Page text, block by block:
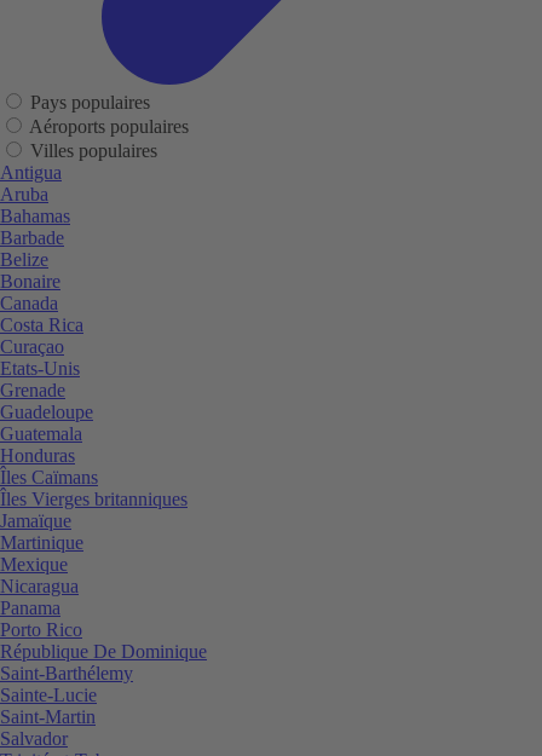
Pays populaires
Aéroports populaires
Villes populaires
Antigua
Aruba
Bahamas
Barbade
Belize
Bonaire
Canada
Costa Rica
Curaçao
Etats-Unis
Grenade
Guadeloupe
Guatemala
Honduras
Îles Caïmans
Îles Vierges britanniques
Jamaïque
Martinique
Mexique
Nicaragua
Panama
Porto Rico
République De Dominique
Saint-Barthélemy
Sainte-Lucie
Saint-Martin
Salvador